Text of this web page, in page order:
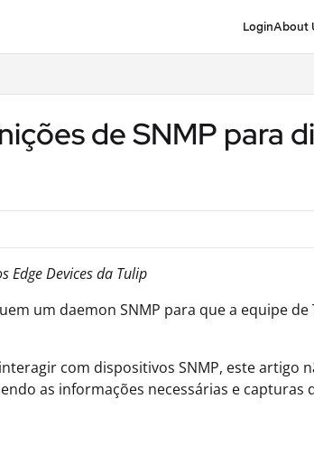
LoginAbout
de SNMP para
Edge Devices da Tulip
um daemon SNMP para que a equipe
com dispositivos SNMP, este artigo
as informações necessárias e capturas